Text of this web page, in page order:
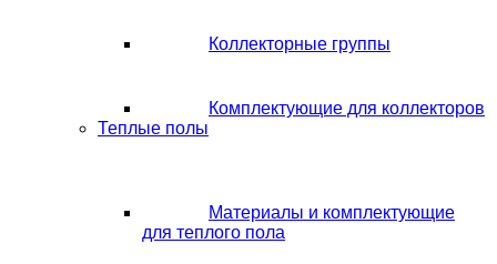
Коллекторные группы
Комплектующие для коллекторов
Теплые полы
Материалы и комплектующие
для теплого пола